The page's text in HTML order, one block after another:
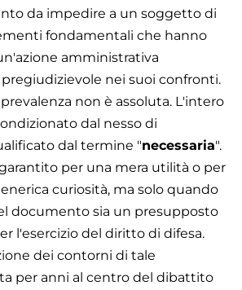
da impedire a un soggetto di
fondamentali che hanno
amministrativa
nei suoi confronti.
non è assoluta. L'intero
dal nesso di
dal termine "necessaria".
per una mera utilità o per
curiosità, ma solo quando
documento sia un presupposto
l'esercizio del diritto di difesa.
dei contorni di tale
per anni al centro del dibattito